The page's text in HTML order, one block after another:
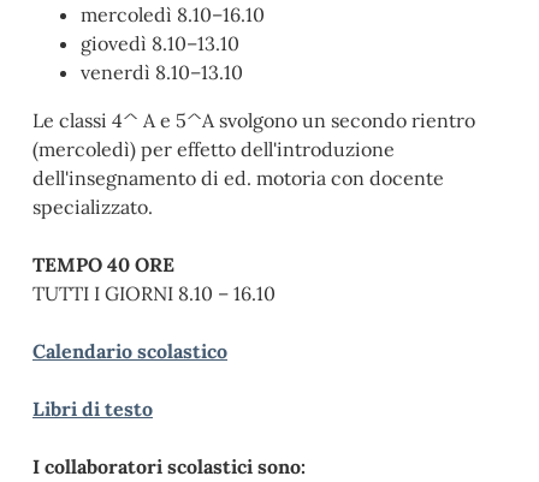
mercoledì 8.10–16.10
giovedì 8.10–13.10
venerdì 8.10–13.10
Le classi 4^ A e 5^A svolgono un secondo rientro
(mercoledì) per effetto dell'introduzione
dell'insegnamento di ed. motoria con docente
specializzato.
TEMPO 40 ORE
TUTTI I GIORNI 8.10 – 16.10
Calendario scolastico
Libri di testo
I collaboratori scolastici sono: